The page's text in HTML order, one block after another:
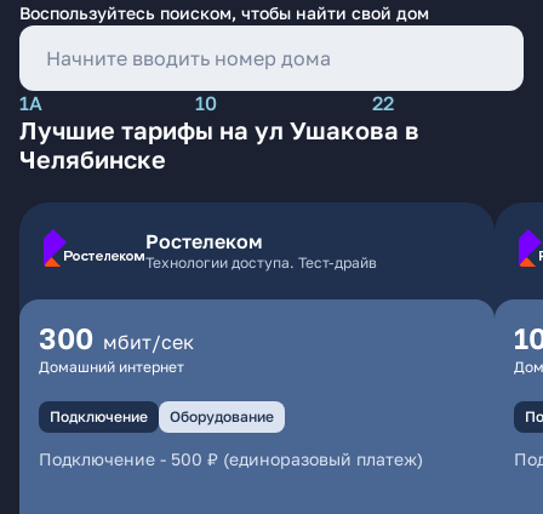
Воспользуйтесь поиском, чтобы найти свой дом
1А 10 22
Лучшие тарифы на ул Ушакова в
Челябинске
Ростелеком
Технологии доступа. Тест-драйв
300 мбит/сек
Домашний интернет
Подключение Оборудование
Подключение - 500 ₽ (единоразовый платеж)